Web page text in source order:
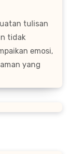
tulisan
tidak
emosi,
yang